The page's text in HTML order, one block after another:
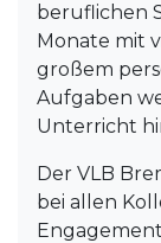
beruflichen
Monate mit
großem
Aufgaben
Unterricht
Der VLB
bei allen